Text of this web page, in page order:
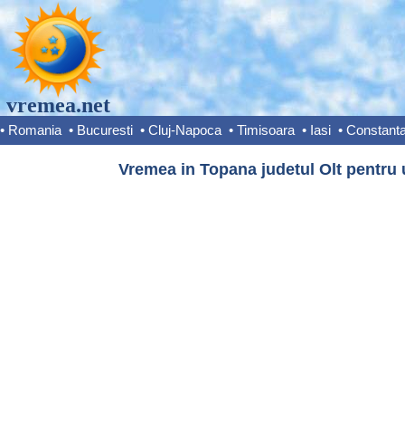
vremea.net
• Romania • Bucuresti • Cluj-Napoca • Timisoara • Iasi •
Vremea in Topana judetul Olt pentru